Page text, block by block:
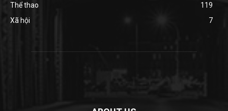
Thể thao
119
Xã hội
7